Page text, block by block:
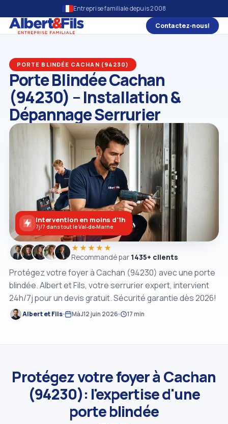
Entreprise familiale depuis 2008
Contactez‑nous!
PORTE BLINDÉE CACHAN (94230)
Porte Blindée Cachan
(94230) – Installation &
Dépannage Serrurier
Protégez votre foyer à Cachan (94230) avec une porte
blindée. Albert et Fils, votre serrurier expert, intervient
24h/7j pour un devis gratuit. Sécurité garantie dès 2026!
Albert et Fils MàJ12 juin 2026 17 min
★★★★★
Recommandé par 1435+ clients
Intervention en moins d'1h
7j/7 dans tout le Val‑de‑Marne
Protégez votre foyer à Cachan
(94230): l'expertise d'une
porte blindée